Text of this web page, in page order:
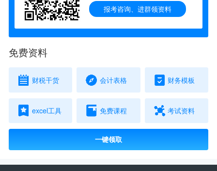
报考咨询、进群领资料
免费资料
财税干货 会计表格 财务模板
excel工具 免费课程 考试资料
一键领取